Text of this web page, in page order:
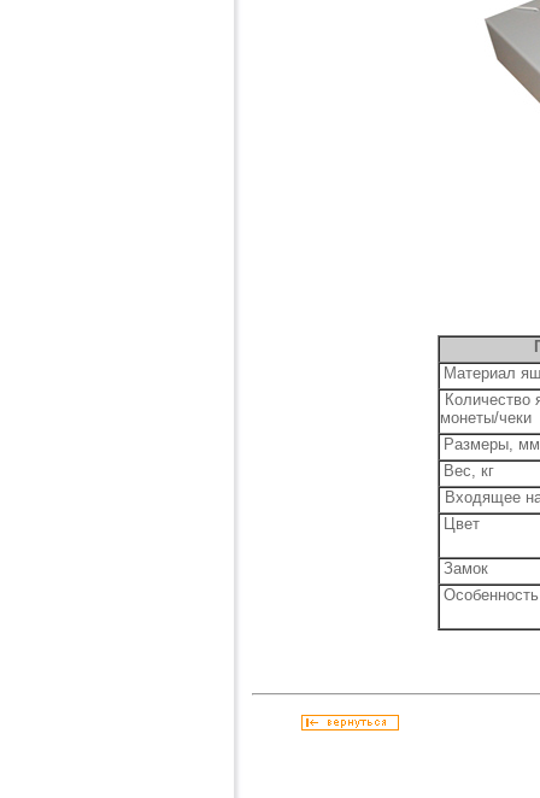
Материал
Количество
монеты/чеки
Размеры, мм
Вес, кг
Входящее
Цвет
Замок
Особенность